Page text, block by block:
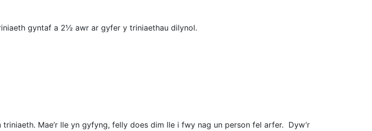
gyntaf a 2½ awr ar gyfer y triniaethau dilynol.
Mae’r lle yn gyfyng, felly does dim lle i fwy nag un person fel arfer. Dyw’r